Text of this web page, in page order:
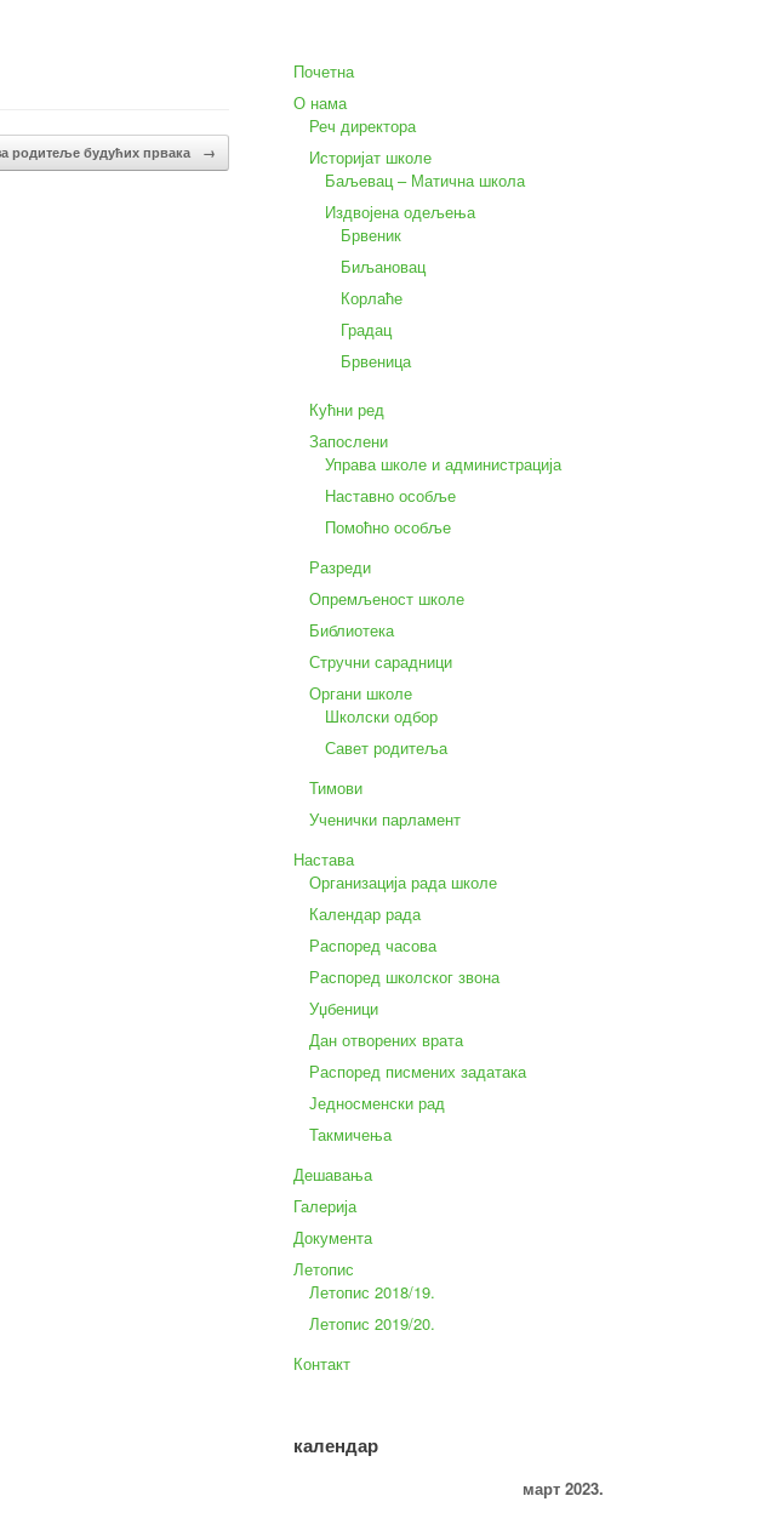
родитеље будућих првака →
Почетна
О нама
Реч директора
Историјат школе
Баљевац – Матична школа
Издвојена одељења
Брвеник
Биљановац
Корлаће
Градац
Брвеница
Кућни ред
Запослени
Управа школе и администрација
Наставно особље
Помоћно особље
Разреди
Опремљеност школе
Библиотека
Стручни сарадници
Органи школе
Школски одбор
Савет родитеља
Тимови
Ученички парламент
Настава
Организација рада школе
Календар рада
Распоред часова
Распоред школског звона
Уџбеници
Дан отворених врата
Распоред писмених задатака
Једносменски рад
Такмичења
Дешавања
Галерија
Документа
Летопис
Летопис 2018/19.
Летопис 2019/20.
Контакт
календар
март 2023.